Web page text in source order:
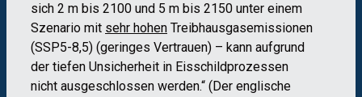
sich 2 m bis 2100 und 5 m bis 2150 unter einem
Szenario mit sehr hohen Treibhausgasemissionen
(SSP5-8,5) (geringes Vertrauen) – kann aufgrund
der tiefen Unsicherheit in Eisschildprozessen
nicht ausgeschlossen werden.“ (Der englische